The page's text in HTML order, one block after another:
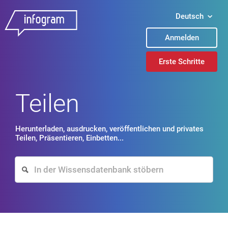
Deutsch
Anmelden
Erste Schritte
Teilen
Herunterladen, ausdrucken, veröffentlichen und privates
Teilen, Präsentieren, Einbetten...